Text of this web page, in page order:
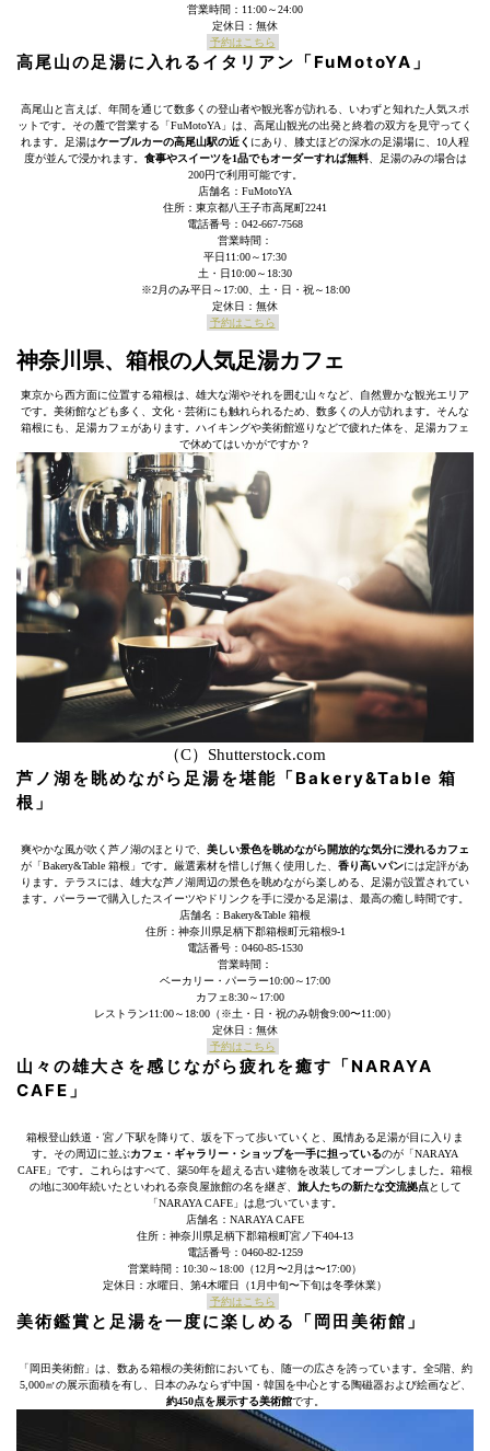
営業時間：11:00～24:00
定休日：無休
予約はこちら
高尾山の足湯に入れるイタリアン「FuMotoYA」
高尾山と言えば、年間を通じて数多くの登山者や観光客が訪れる、いわずと知れた人気スポ
ットです。その麓で営業する「FuMotoYA」は、高尾山観光の出発と終着の双方を見守ってく
れます。足湯はケーブルカーの高尾山駅の近く にあり、膝丈ほどの深水の足湯場に、10人程
度が並んで浸かれます。 食事やスイーツを1品でもオーダーすれば無料、足湯のみの場合は
200円で利用可能です。
店舗名：FuMotoYA
住所：東京都八王子市高尾町2241
電話番号：042-667-7568
営業時間：
平日11:00～17:30
土・日10:00～18:30
※2月のみ平日～17:00、土・日・祝～18:00
定休日：無休
予約はこちら
神奈川県、箱根の人気足湯カフェ
東京から西方面に位置する箱根は、雄大な湖やそれを囲む山々など、自然豊かな観光エリア
です。美術館なども多く、文化・芸術にも触れられるため、数多くの人が訪れます。そんな
箱根にも、足湯カフェがあります。ハイキングや美術館巡りなどで疲れた体を、足湯カフェ
で休めてはいかがですか？
（C）Shutterstock.com
芦ノ湖を眺めながら足湯を堪能「Bakery&Table 箱
根」
爽やかな風が吹く芦ノ湖のほとりで、 美しい景色を眺めながら開放的な気分に浸れるカフェ
が「Bakery&Table 箱根」です。厳選素材を惜しげ無く使用した、 香り高いパンには定評があ
ります。テラスには、雄大な芦ノ湖周辺の景色を眺めながら楽しめる、足湯が設置されてい
ます。パーラーで購入したスイーツやドリンクを手に浸かる足湯は、最高の癒し時間です。
店舗名：Bakery&Table 箱根
住所：神奈川県足柄下郡箱根町元箱根9-1
電話番号：0460-85-1530
営業時間：
ベーカリー・パーラー10:00～17:00
カフェ8:30～17:00
レストラン11:00～18:00（※土・日・祝のみ朝食9:00〜11:00）
定休日：無休
予約はこちら
山々の雄大さを感じながら疲れを癒す「NARAYA
CAFE」
箱根登山鉄道・宮ノ下駅を降りて、坂を下って歩いていくと、風情ある足湯が目に入りま
す。その周辺に並ぶカフェ・ギャラリー・ショップを一手に担っているのが「NARAYA
CAFE」です。これらはすべて、築50年を超える古い建物を改装してオープンしました。箱根
の地に300年続いたといわれる奈良屋旅館の名を継ぎ、 旅人たちの新たな交流拠点として
「NARAYA CAFE」は息づいています。
店舗名：NARAYA CAFE
住所：神奈川県足柄下郡箱根町宮ノ下404-13
電話番号：0460-82-1259
営業時間：10:30～18:00（12月〜2月は〜17:00）
定休日：水曜日、第4木曜日（1月中旬〜下旬は冬季休業）
予約はこちら
美術鑑賞と足湯を一度に楽しめる「岡田美術館」
「岡田美術館」は、数ある箱根の美術館においても、随一の広さを誇っています。全5階、約
5,000㎡の展示面積を有し、日本のみならず中国・韓国を中心とする陶磁器および絵画など、
約450点を展示する美術館です。